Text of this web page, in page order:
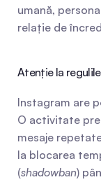
umană,
relație de
Atenție la
Instagram are
O activitate
mesaje
la blocarea
(shadowban)